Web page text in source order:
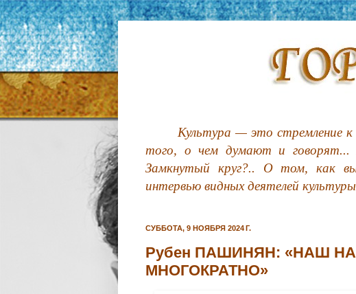
Культура — это стремление к
того, о чем думают и говорят...
Замкнутый круг?.. О том, как
интервью видных деятелей
СУББОТА, 9 НОЯБРЯ 2024 Г.
Рубен ПАШИНЯН: «НАШ
МНОГОКРАТНО»